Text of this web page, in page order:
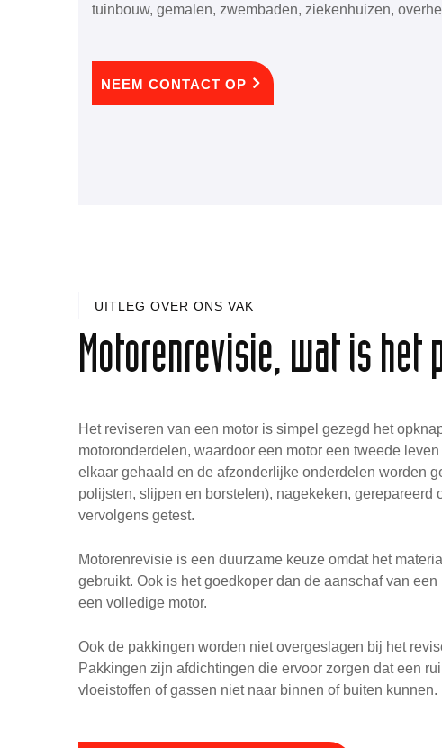
tuinbouw, gemalen, zwembaden, ziekenhuizen,
NEEM CONTACT OP
UITLEG OVER ONS VAK
Motorenrevisie, wat is het
Het reviseren van een motor is simpel gezegd het
motoronderdelen, waardoor een motor een tweede
elkaar gehaald en de afzonderlijke onderdelen worden
polijsten, slijpen en borstelen), nagekeken, gerepareerd
vervolgens getest.
Motorenrevisie is een duurzame keuze omdat het
gebruikt. Ook is het goedkoper dan de aanschaf van
een volledige motor.
Ook de pakkingen worden niet overgeslagen bij het
Pakkingen zijn afdichtingen die ervoor zorgen dat een
vloeistoffen of gassen niet naar binnen of buiten kunnen.